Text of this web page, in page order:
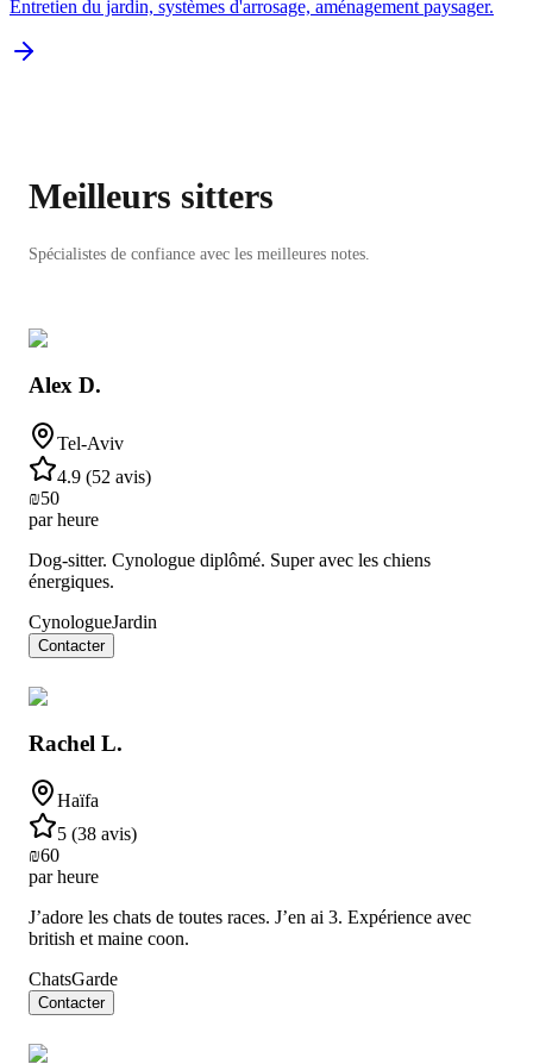
Entretien du jardin, systèmes d'arrosage, aménagement paysager.
Meilleurs sitters
Spécialistes de confiance avec les meilleures notes.
Alex D.
Tel-Aviv
4.9 (52 avis)
₪50
par heure
Dog-sitter. Cynologue diplômé. Super avec les chiens
énergiques.
CynologueJardin
Contacter
Rachel L.
Haïfa
5 (38 avis)
₪60
par heure
J’adore les chats de toutes races. J’en ai 3. Expérience avec
british et maine coon.
ChatsGarde
Contacter